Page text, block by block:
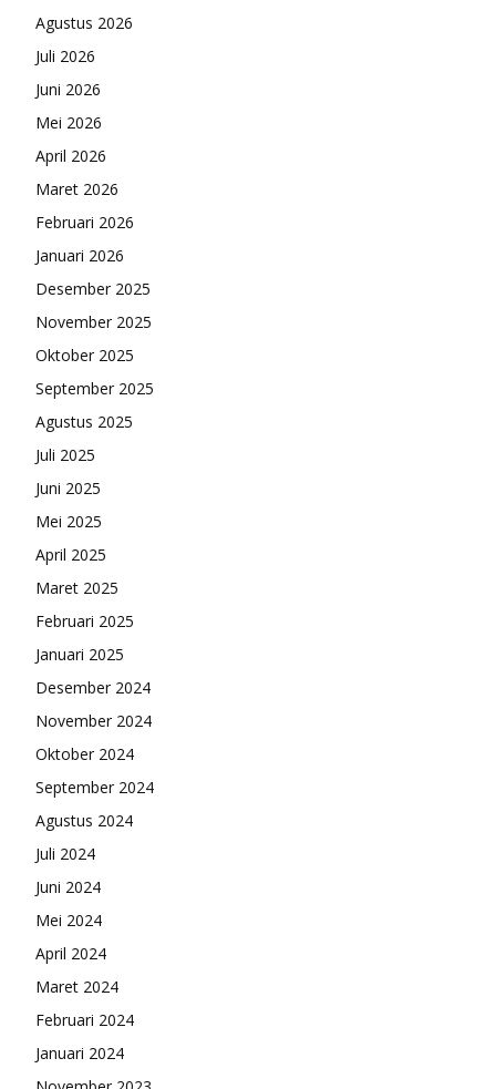
Agustus 2026
Juli 2026
Juni 2026
Mei 2026
April 2026
Maret 2026
Februari 2026
Januari 2026
Desember 2025
November 2025
Oktober 2025
September 2025
Agustus 2025
Juli 2025
Juni 2025
Mei 2025
April 2025
Maret 2025
Februari 2025
Januari 2025
Desember 2024
November 2024
Oktober 2024
September 2024
Agustus 2024
Juli 2024
Juni 2024
Mei 2024
April 2024
Maret 2024
Februari 2024
Januari 2024